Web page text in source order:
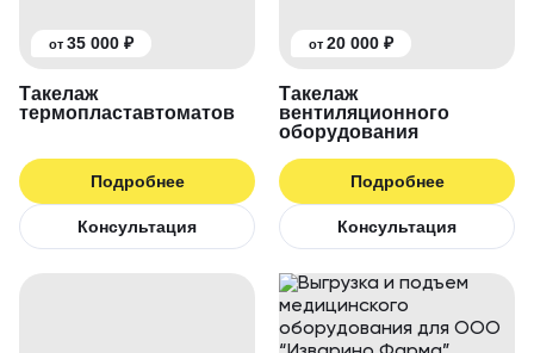
от 35 000 ₽
Такелаж
термопластавтоматов
Подробнее
Консультация
от 20 000 ₽
Такелаж
вентиляционного
оборудования
Подробнее
Консультация